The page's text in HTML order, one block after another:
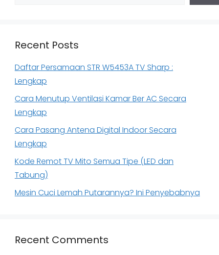
Recent Posts
Daftar Persamaan STR W5453A TV Sharp :
Lengkap
Cara Menutup Ventilasi Kamar Ber AC Secara
Lengkap
Cara Pasang Antena Digital Indoor Secara
Lengkap
Kode Remot TV Mito Semua Tipe (LED dan
Tabung)
Mesin Cuci Lemah Putarannya? Ini Penyebabnya
Recent Comments